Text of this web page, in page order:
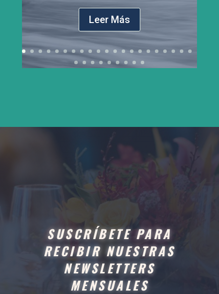
Leer Más
SUSCRÍBETE PARA
RECIBIR NUESTRAS
NEWSLETTERS
MENSUALES